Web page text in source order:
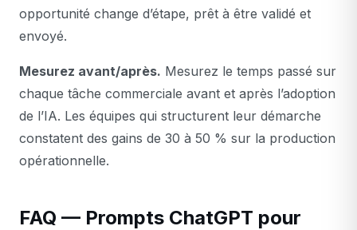
opportunité change d’étape, prêt à être validé et
envoyé.
Mesurez avant/après. Mesurez le temps passé sur
chaque tâche commerciale avant et après l’adoption
de l’IA. Les équipes qui structurent leur démarche
constatent des gains de 30 à 50 % sur la production
opérationnelle.
FAQ — Prompts ChatGPT pour